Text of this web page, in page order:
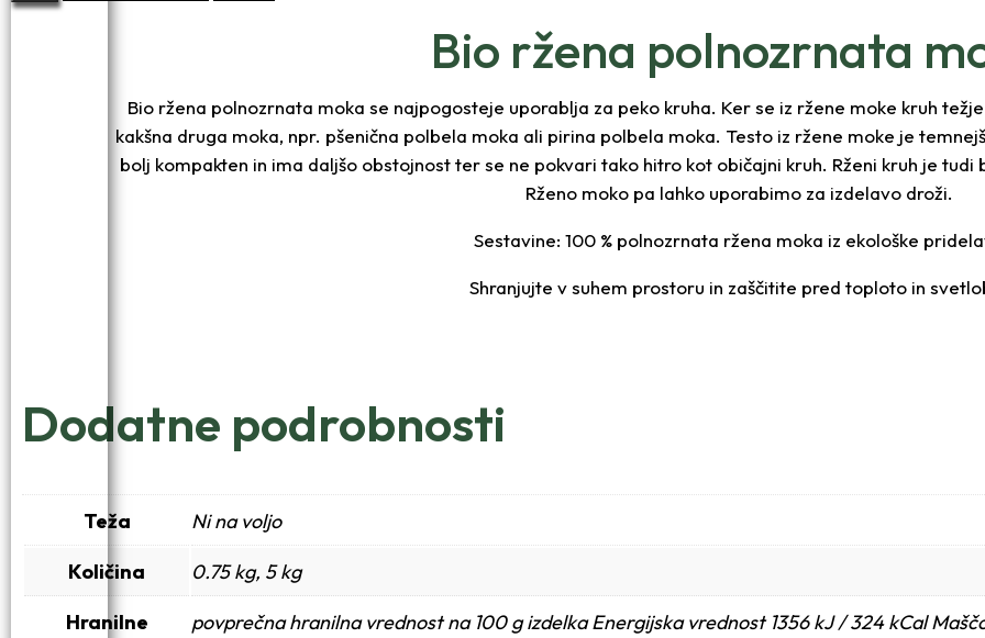
Bio ržena polnozrnata
Bio ržena polnozrnata moka se najpogosteje uporablja za peko kruha. Ker se iz ržene moke kruh
kakšna druga moka, npr. pšenična polbela moka ali pirina polbela moka. Testo iz ržene moke je
bolj kompakten in ima daljšo obstojnost ter se ne pokvari tako hitro kot običajni kruh. Rženi kruh je
Rženo moko pa lahko uporabimo za izdelavo droži.
Sestavine: 100 % polnozrnata ržena moka iz ekološke
Shranjujte v suhem prostoru in zaščitite pred toploto in
Dodatne podrobnosti
Teža
Ni na voljo
Količina
0.75 kg, 5 kg
Hranilne
povprečna hranilna vrednost na 100 g izdelka Energijska vrednost 1356 kJ / 324 kCal